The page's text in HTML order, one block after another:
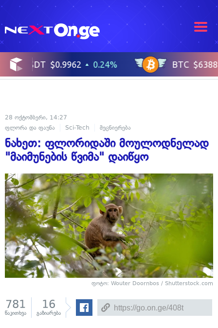
28 ოქტომბერი, 14:27
ფლორა და ფაუნა
Sci-Tech მეცნიერება
ნახეთ: ფლორიდაში მოულოდნელად
"მაიმუნების წვიმა" დაიწყო
ფოტო: Wouter Doornbos / Shutterstock.com
781
წაკითხვა
16
გაზიარება